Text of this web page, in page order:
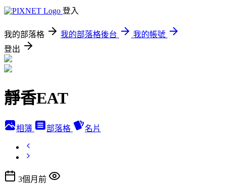
登入
我的部落格 我的部落格後台
我的帳號
登出
靜香EAT
相簿 部落格 名片
3個月前